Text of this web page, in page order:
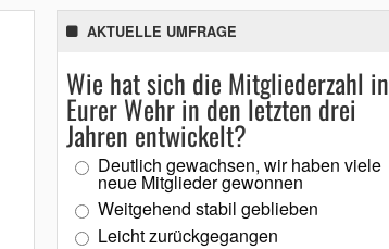
AKTUELLE UMFRAGE
Wie hat sich die Mitgliederzahl in
Eurer Wehr in den letzten drei
Jahren entwickelt?
Deutlich gewachsen, wir haben viele
neue Mitglieder gewonnen
Weitgehend stabil geblieben
Leicht zurückgegangen